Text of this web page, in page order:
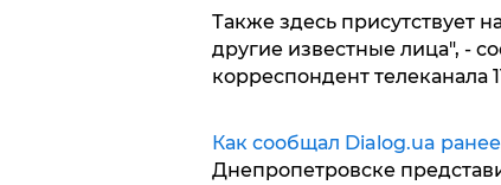
Также здесь присутствует
другие известные лица", -
корреспондент телеканала
Как сообщал Dialog.ua ранее
Днепропетровске